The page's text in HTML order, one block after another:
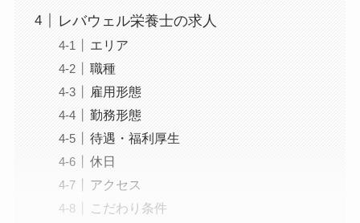
レバウェル栄養士の求人
エリア
職種
雇用形態
勤務形態
待遇・福利厚生
休日
アクセス
こだわり条件